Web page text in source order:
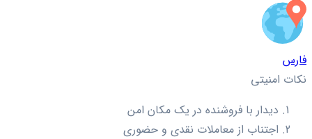
فارس
نکات امنیتی
دیدار با فروشنده در یک مکان امن
اجتناب از معاملات نقدی و حضوری